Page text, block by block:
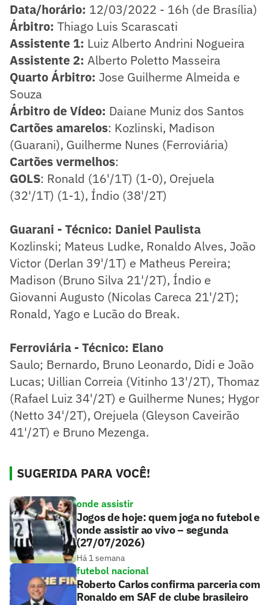
Data/horário: 12/03/2022 - 16h (de Brasília)
​Árbitro: Thiago Luis Scarascati
Assistente 1: Luiz Alberto Andrini Nogueira
Assistente 2: Alberto Poletto Masseira
Quarto Árbitro: Jose Guilherme Almeida e
Souza
Árbitro de Vídeo: Daiane Muniz dos Santos
Cartões amarelos: Kozlinski, Madison
(Guarani), Guilherme Nunes (Ferroviária)
Cartões vermelhos:
GOLS: Ronald (16'/1T) (1-0), Orejuela
(32'/1T) (1-1), Índio (38'/2T)
Guarani - Técnico: Daniel Paulista
Kozlinski; Mateus Ludke, Ronaldo Alves, João
Victor (Derlan 39'/1T) e Matheus Pereira;
Madison (Bruno Silva 21'/2T), Índio e
Giovanni Augusto (Nicolas Careca 21'/2T);
Ronald, Yago e Lucão do Break.
Ferroviária - Técnico: Elano
Saulo; Bernardo, Bruno Leonardo, Didi e João
Lucas; Uillian Correia (Vitinho 13'/2T), Thomaz
(Rafael Luiz 34'/2T) e Guilherme Nunes; Hygor
(Netto 34'/2T), Orejuela (Gleyson Caveirão
41'/2T) e Bruno Mezenga.
SUGERIDA PARA VOCÊ!
onde assistir
Jogos de hoje: quem joga no futebol e
onde assistir ao vivo – segunda
(27/07/2026)
Há 1 semana
futebol nacional
Roberto Carlos confirma parceria com
Ronaldo em SAF de clube brasileiro